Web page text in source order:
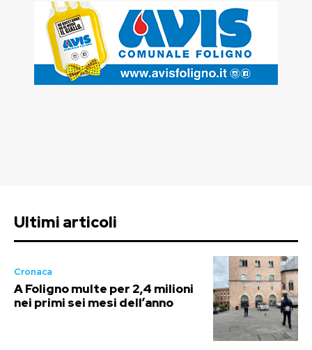
Ultimi articoli
Cronaca
A Foligno multe per 2,4 milioni
nei primi sei mesi dell’anno